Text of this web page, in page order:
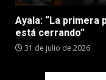
Ayala: “La primera
está cerrando”
31 de julio de 2026